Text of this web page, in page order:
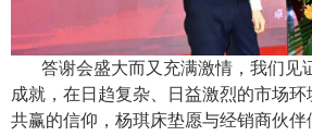
答谢会盛大而又充满激情，我们见
成就，在日趋复杂、日益激烈的市场环
共赢的信仰，杨琪床垫愿与经销商伙